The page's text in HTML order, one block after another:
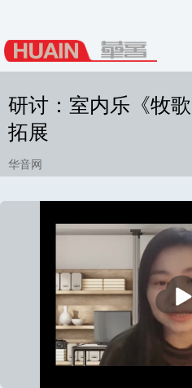
研讨：室内乐《牧
拓展
华音网
放